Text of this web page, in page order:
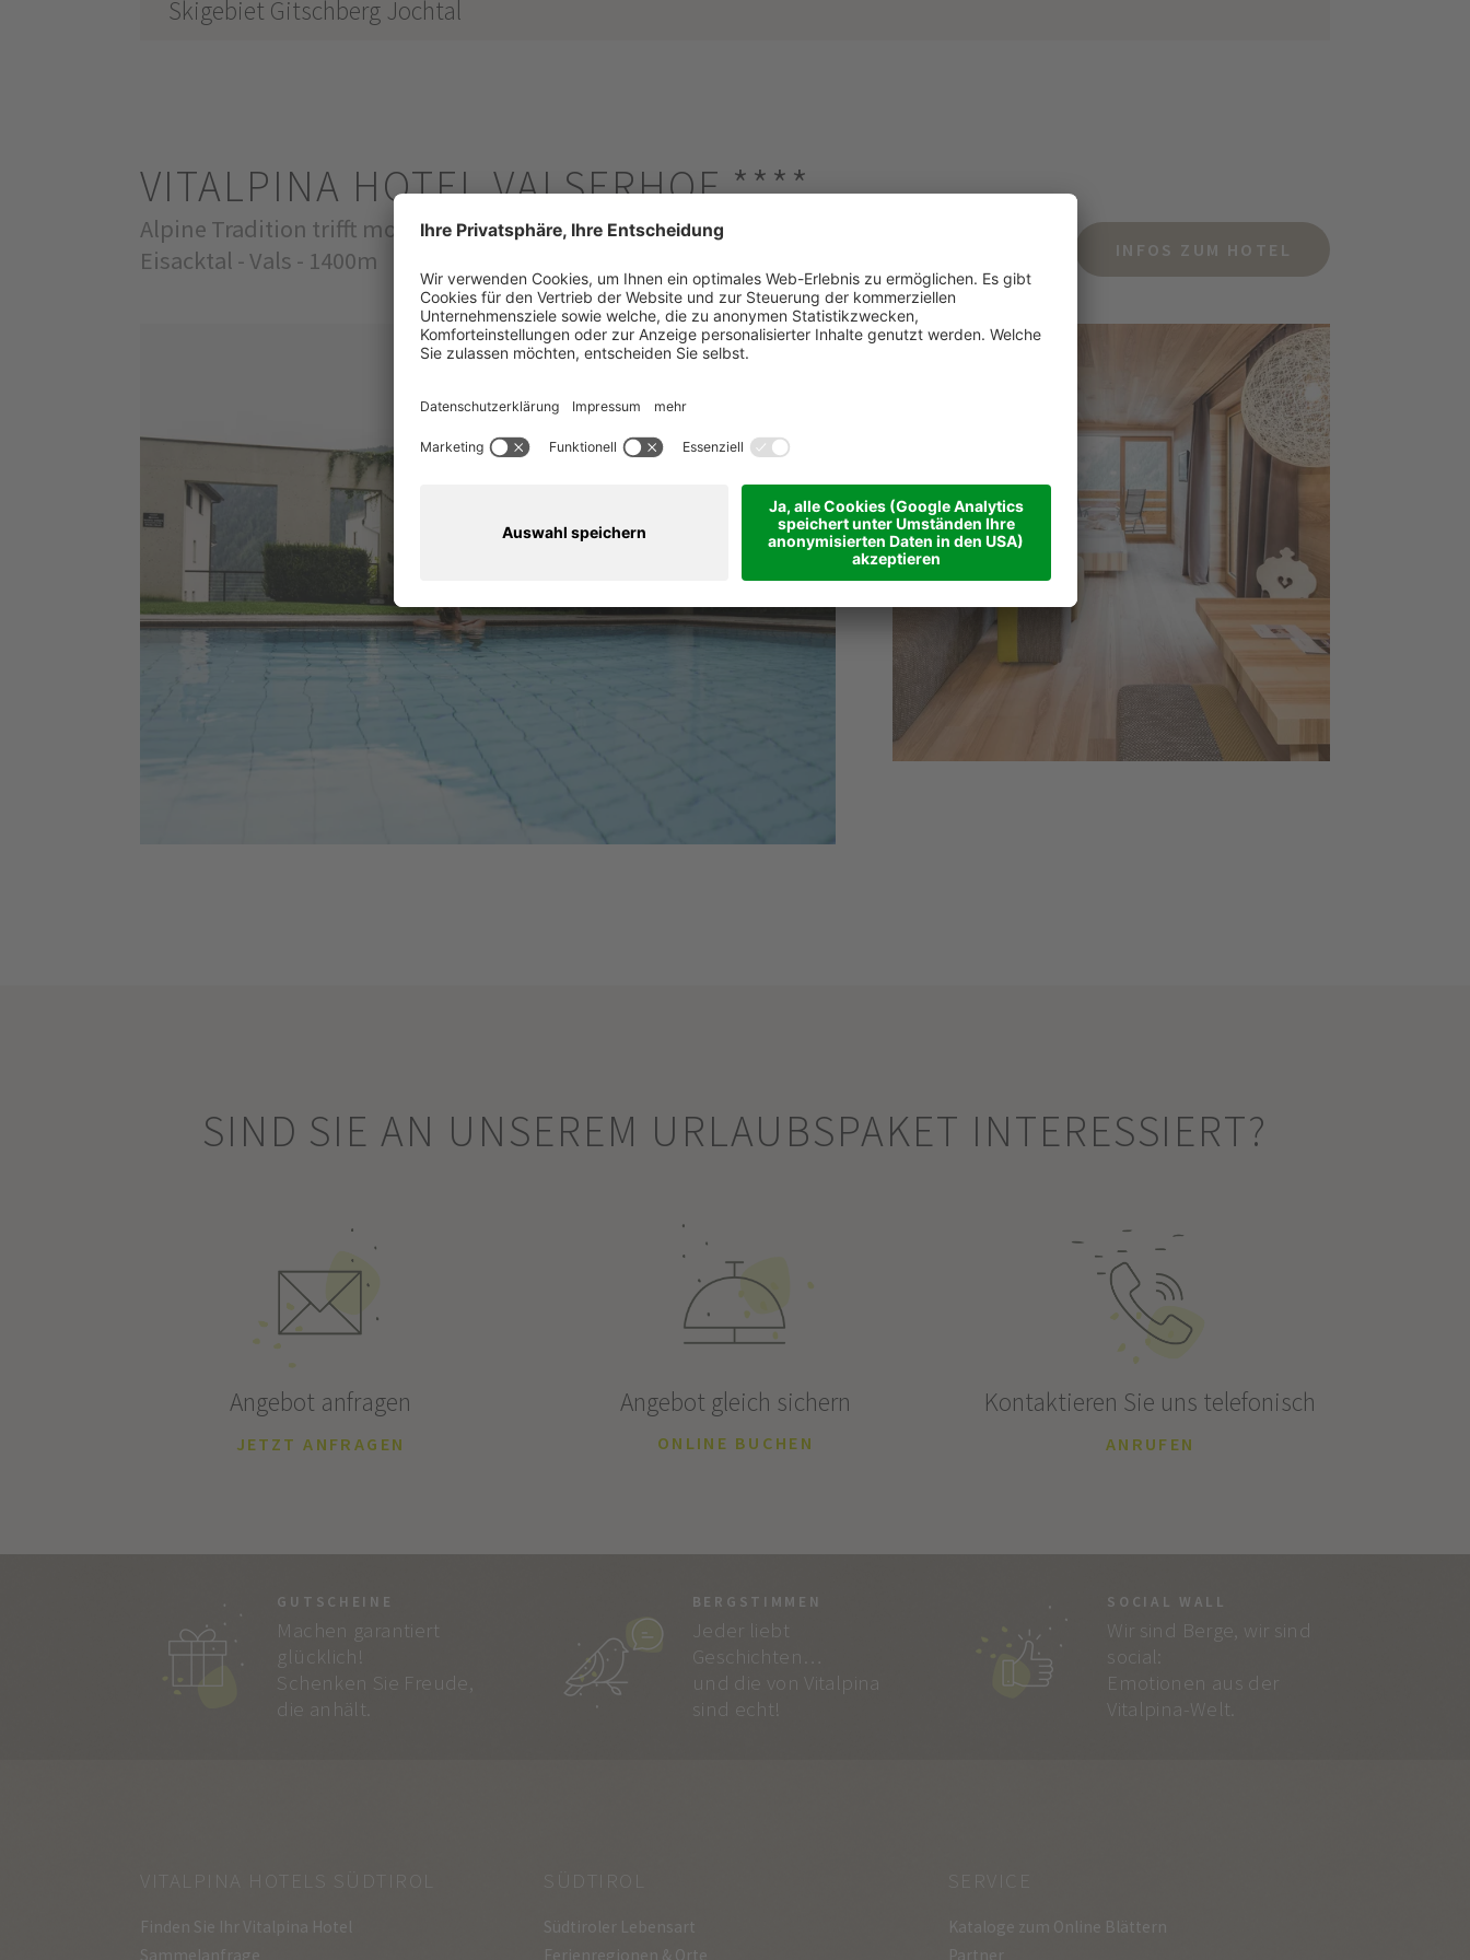
Skigebiet Gitschberg Jochtal
VITALPINA HOTEL VALSERHOF****
Alpine Tradition trifft modernes Design
Eisacktal - Vals - 1400m
INFOS ZUM HOTEL
SIND SIE AN UNSEREM URLAUBSPAKET INTERESSIERT?
Angebot anfragen
JETZT ANFRAGEN
Angebot gleich sichern
ONLINE BUCHEN
Kontaktieren Sie uns telefonisch
ANRUFEN
GUTSCHEINE
Machen garantiert
glücklich!
Schenken Sie Freude,
die anhält.
BERGSTIMMEN
Jeder liebt
Geschichten…
und die von Vitalpina
sind echt!
SOCIAL WALL
Wir sind Berge, wir sind
social:
Emotionen aus der
Vitalpina-Welt.
VITALPINA HOTELS SÜDTIROL
Finden Sie Ihr Vitalpina Hotel
Sammelanfrage
SÜDTIROL
Südtiroler Lebensart
Ferienregionen & Orte
SERVICE
Kataloge zum Online Blättern
Partner